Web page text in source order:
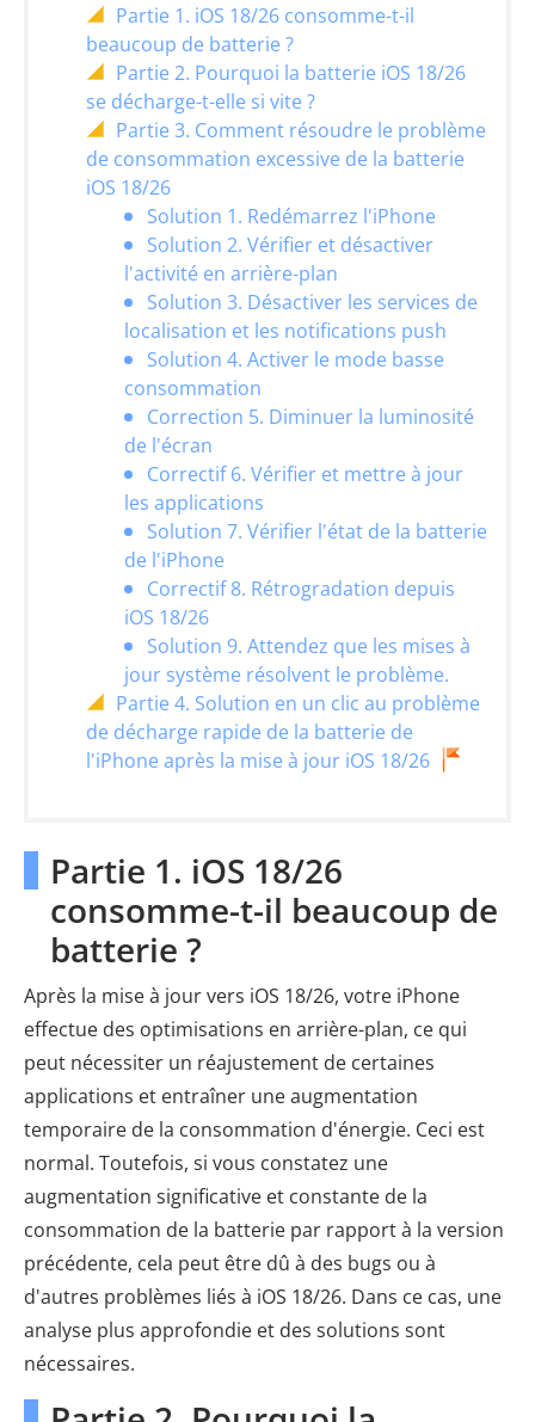
Partie 1. iOS 18/26 consomme-t-il
beaucoup de batterie ?
Partie 2. Pourquoi la batterie iOS 18/26
se décharge-t-elle si vite ?
Partie 3. Comment résoudre le problème
de consommation excessive de la batterie
iOS 18/26
Solution 1. Redémarrez l'iPhone
Solution 2. Vérifier et désactiver
l'activité en arrière-plan
Solution 3. Désactiver les services de
localisation et les notifications push
Solution 4. Activer le mode basse
consommation
Correction 5. Diminuer la luminosité
de l'écran
Correctif 6. Vérifier et mettre à jour
les applications
Solution 7. Vérifier l'état de la batterie
de l'iPhone
Correctif 8. Rétrogradation depuis
iOS 18/26
Solution 9. Attendez que les mises à
jour système résolvent le problème.
Partie 4. Solution en un clic au problème
de décharge rapide de la batterie de
l'iPhone après la mise à jour iOS 18/26
Partie 1. iOS 18/26
consomme-t-il beaucoup de
batterie ?
Après la mise à jour vers iOS 18/26, votre iPhone
effectue des optimisations en arrière-plan, ce qui
peut nécessiter un réajustement de certaines
applications et entraîner une augmentation
temporaire de la consommation d'énergie. Ceci est
normal. Toutefois, si vous constatez une
augmentation significative et constante de la
consommation de la batterie par rapport à la version
précédente, cela peut être dû à des bugs ou à
d'autres problèmes liés à iOS 18/26. Dans ce cas, une
analyse plus approfondie et des solutions sont
nécessaires.